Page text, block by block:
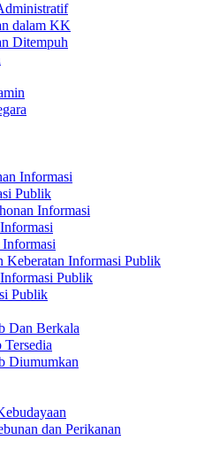
dalam KK
Ditempuh
Informasi
Publik
Informasi
Keberatan Informasi Publik
Publik
Publik
Dan Berkala
Diumumkan
dan Perikanan